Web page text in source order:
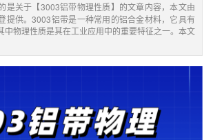
是关于【3003铝带物理性质】的文章内容，本文由
提供。3003铝带是一种常用的铝合金材料，它具有
中物理性质是其在工业应用中的重要特征之一。本文